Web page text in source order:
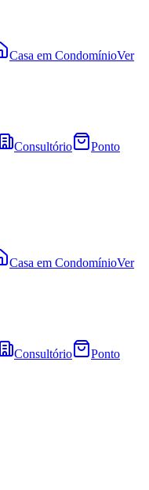
Casa em CondomínioVer
Consultório
Ponto
Casa em CondomínioVer
Consultório
Ponto